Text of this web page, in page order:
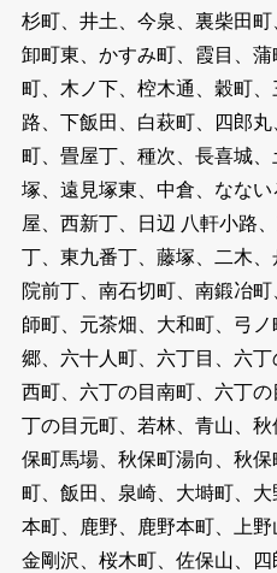
杉町、井土、今泉、裏柴田町
卸町東、かすみ町、霞目、
町、木ノ下、椌木通、穀町
路、下飯田、白萩町、四郎
町、畳屋丁、種次、長喜城
塚、遠見塚東、中倉、なな
屋、西新丁、日辺 八軒小路
丁、東九番丁、藤塚、二木
院前丁、南石切町、南鍛冶
師町、元茶畑、大和町、弓
郷、六十人町、六丁目、六
西町、六丁の目南町、六丁
丁の目元町、若林、青山、
保町馬場、秋保町湯向、秋
町、飯田、泉崎、大塒町、
本町、鹿野、鹿野本町、上野
金剛沢、桜木町、佐保山、四